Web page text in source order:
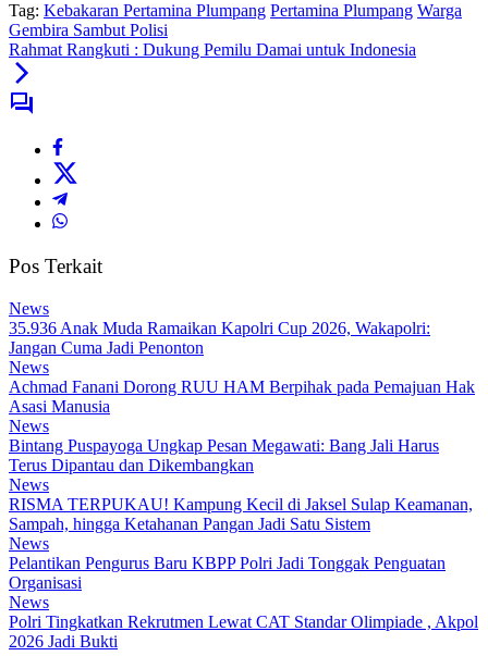
Tag: Kebakaran Pertamina Plumpang Pertamina Plumpang Warga
Gembira Sambut Polisi
Rahmat Rangkuti : Dukung Pemilu Damai untuk Indonesia
Pos Terkait
News
35.936 Anak Muda Ramaikan Kapolri Cup 2026, Wakapolri:
Jangan Cuma Jadi Penonton
News
Achmad Fanani Dorong RUU HAM Berpihak pada Pemajuan Hak
Asasi Manusia
News
Bintang Puspayoga Ungkap Pesan Megawati: Bang Jali Harus
Terus Dipantau dan Dikembangkan
News
RISMA TERPUKAU! Kampung Kecil di Jaksel Sulap Keamanan,
Sampah, hingga Ketahanan Pangan Jadi Satu Sistem
News
Pelantikan Pengurus Baru KBPP Polri Jadi Tonggak Penguatan
Organisasi
News
Polri Tingkatkan Rekrutmen Lewat CAT Standar Olimpiade , Akpol
2026 Jadi Bukti